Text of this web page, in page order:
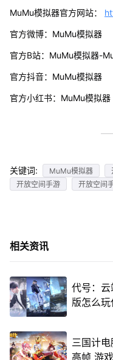
MuMu模拟器官方网站：
官方微博：MuMu模拟器
官方B站：MuMu模拟器-
官方抖音：MuMu模拟器
官方小红书：MuMu模拟器
关键词: MuMu模拟器
开放空间手游
开放空间
相关资讯
代号：
版怎么
三国计
高帧 游